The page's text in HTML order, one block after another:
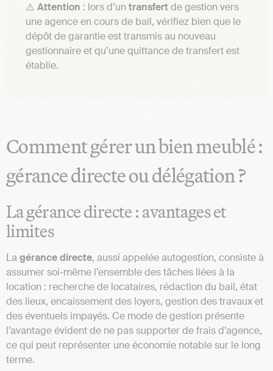
⚠️ Attention : lors d’un transfertde gestion vers
une agence en cours de bail, vérifiez bien que le
dépôt de garantie est transmis au nouveau
gestionnaire et qu’une quittance de transfert est
établie.
Comment gérer un bien meublé :
gérance directe ou délégation ?
La gérance directe : avantages et
limites
La gérance directe, aussi appelée autogestion, consiste à
assumer soi-même l’ensemble des tâches liées à la
location : recherche de locataires, rédaction du bail, état
des lieux, encaissement des loyers, gestion des travaux et
des éventuels impayés. Ce mode de gestion présente
l’avantage évident de ne pas supporter de frais d’agence,
ce qui peut représenter une économie notable sur le long
terme.